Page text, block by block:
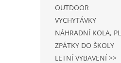
OUTDOOR
VYCHYTÁVKY
NÁHRADNÍ KOLA,
ZPÁTKY DO ŠKOLY
LETNÍ VYBAVENÍ >>